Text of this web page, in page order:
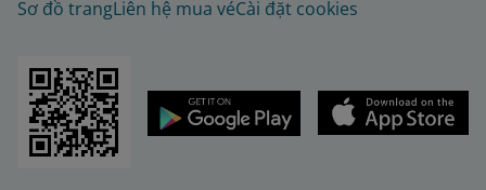
Sơ đồ trangLiên hệ mua véCài đặt cookies